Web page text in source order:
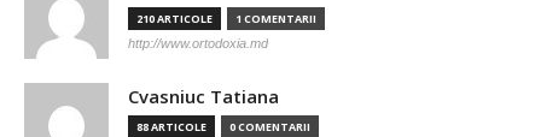
210 ARTICOLE 1 COMENTARII
http://www.ortodoxia.md
Cvasniuc Tatiana
88 ARTICOLE 0 COMENTARII